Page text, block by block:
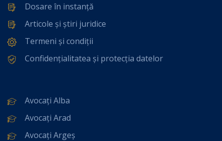
Dosare în instanță
Articole și știri juridice
Termeni și condiții
Confidențialitatea și protecția datelor
Avocați Alba
Avocați Arad
Avocați Argeș